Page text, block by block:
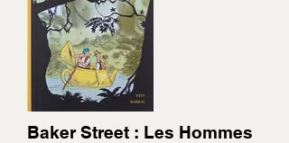
Baker Street : Les Hommes